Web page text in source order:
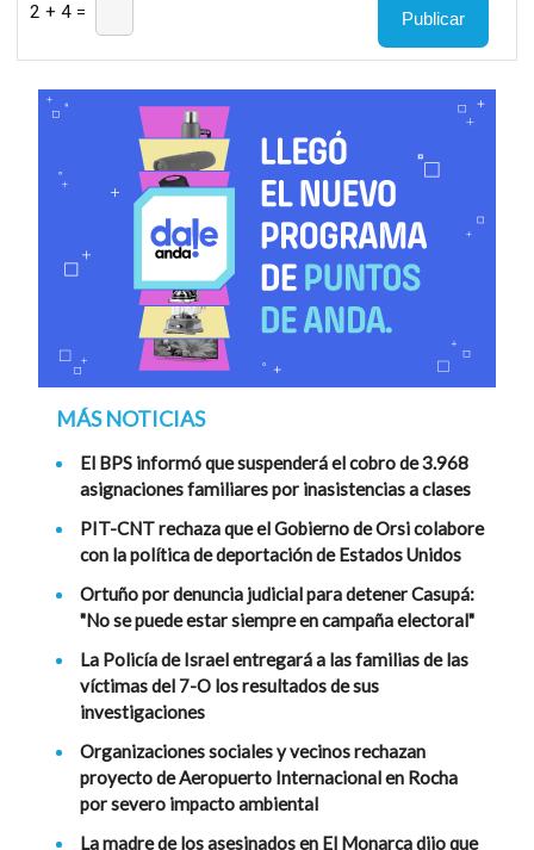
2 + 4 =
MÁS NOTICIAS
El BPS informó que suspenderá el cobro de 3.968
asignaciones familiares por inasistencias a clases
PIT-CNT rechaza que el Gobierno de Orsi colabore
con la política de deportación de Estados Unidos
Ortuño por denuncia judicial para detener Casupá:
"No se puede estar siempre en campaña electoral"
La Policía de Israel entregará a las familias de las
víctimas del 7-O los resultados de sus
investigaciones
Organizaciones sociales y vecinos rechazan
proyecto de Aeropuerto Internacional en Rocha
por severo impacto ambiental
La madre de los asesinados en El Monarca dijo que